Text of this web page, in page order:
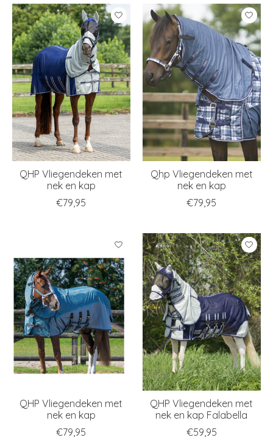
QHP Vliegendeken met
nek en kap
€79,95
Qhp Vliegendeken met
nek en kap
€79,95
QHP Vliegendeken met
nek en kap
€79,95
QHP Vliegendeken met
nek en kap Falabella
€59,95